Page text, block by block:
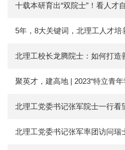
在
生
工
生
友
闻
十载本研育出“双院士”！看人才
理工实践
5年，8大关键词，北理工人才培
北理工校长龙腾院士：如何打造
工程问题的工程师队伍
聚英才，建高地 | 2023“特立青年
聘开启！
北理工党委书记张军院士一行看
北理工党委书记张军率团访问瑞